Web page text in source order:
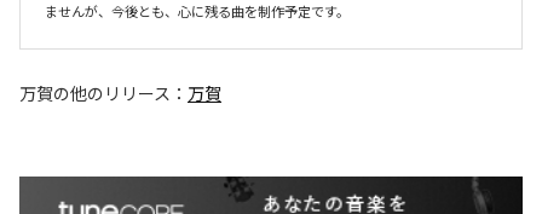
ませんが、今後とも、心に残る曲を制作予定です。
万賀の他のリリース： 万賀